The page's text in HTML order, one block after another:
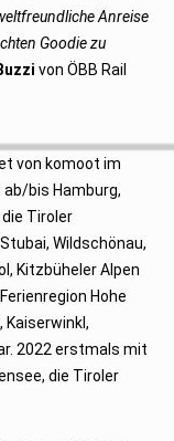
Anreise
Goodie zu
von ÖBB Rail
von komoot im
bis Hamburg,
Tiroler
Wildschönau,
Kitzbüheler Alpen
Hohe
Kaiserwinkl,
2022 erstmals mit
die Tiroler